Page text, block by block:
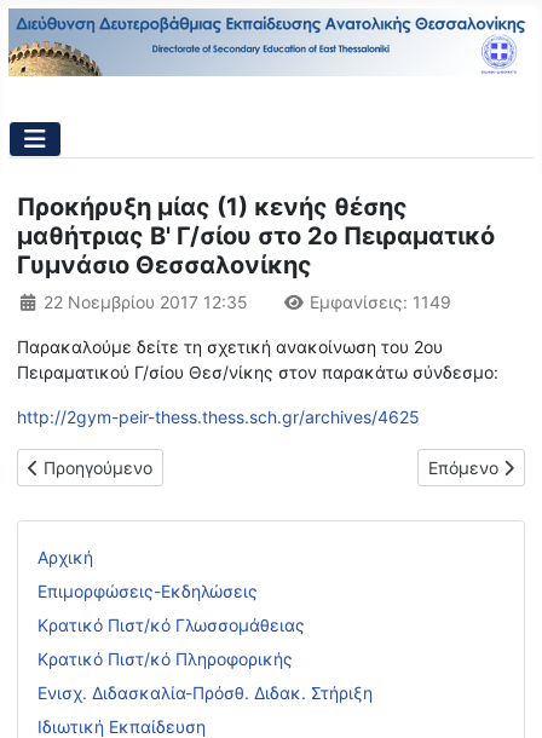
Αρχική
Επιμορφώσεις-Εκδηλώσεις
Κρατικό Πιστ/κό Γλωσσομάθειας
Κρατικό Πιστ/κό Πληροφορικής
Ενισχ. Διδασκαλία-Πρόσθ. Διδακ. Στήριξη
Ιδιωτική Εκπαίδευση
Προκήρυξη μίας (1) κενής θέσης
μαθήτριας Β' Γ/σίου στο 2ο Πειραματικό
Γυμνάσιο Θεσσαλονίκης
Λεπτομέρειες
22 Νοεμβρίου 2017 12:35 Εμφανίσεις: 1149
Παρακαλούμε δείτε τη σχετική ανακοίνωση του 2ου
Πειραματικού Γ/σίου Θεσ/νίκης στον παρακάτω σύνδεσμο:
http://2gym-peir-thess.thess.sch.gr/archives/4625
Προηγούμενο άρθρο: Πρόσκληση σε φιλανθρωπικό
Προηγούμενο Επόμενο
Επόμενο